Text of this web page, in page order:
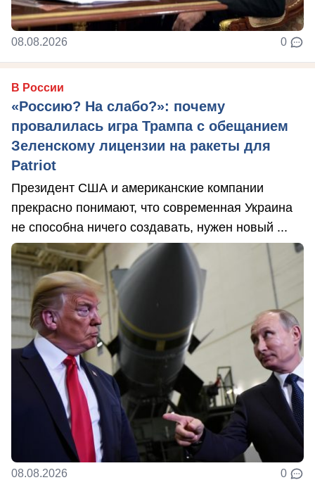
08.08.2026 0
В России
«Россию? На слабо?»: почему
провалилась игра Трампа с обещанием
Зеленскому лицензии на ракеты для
Patriot
Президент США и американские компании
прекрасно понимают, что современная Украина
не способна ничего создавать, нужен новый ...
08.08.2026 0